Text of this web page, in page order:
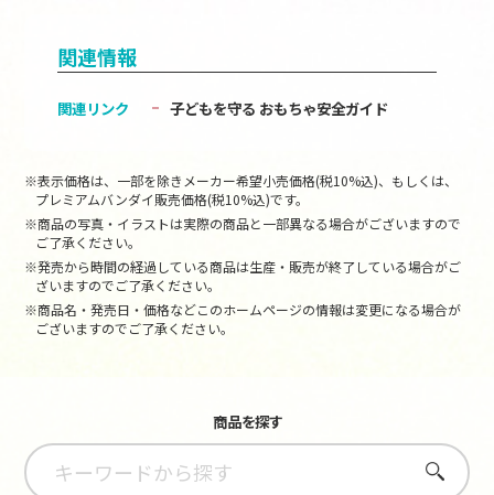
関連情報
関連リンク 子どもを守る おもちゃ安全ガイド
※表示価格は、一部を除きメーカー希望小売価格(税10%込)、もしくは、
プレミアムバンダイ販売価格(税10%込)です。
※商品の写真・イラストは実際の商品と一部異なる場合がございますので
ご了承ください。
※発売から時間の経過している商品は生産・販売が終了している場合がご
ざいますのでご了承ください。
※商品名・発売日・価格などこのホームページの情報は変更になる場合が
ございますのでご了承ください。
商品を探す
さがす